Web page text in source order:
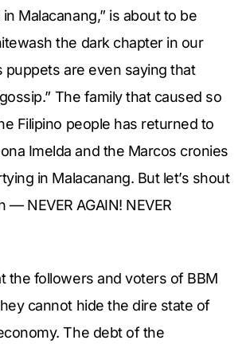
Malacanang,” is about to be
the dark chapter in our
puppets are even saying that
The family that caused so
Filipino people has returned to
Imelda and the Marcos cronies
in Malacanang. But let’s shout
— NEVER AGAIN! NEVER
the followers and voters of BBM
cannot hide the dire state of
The debt of the